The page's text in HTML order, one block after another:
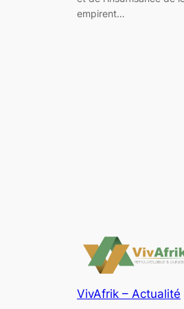
empirent…
VivAfrik – Actualité